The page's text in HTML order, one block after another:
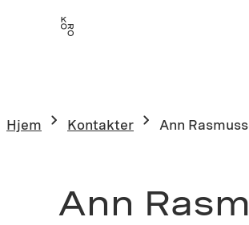
Hjem Kontakter Ann
Ann